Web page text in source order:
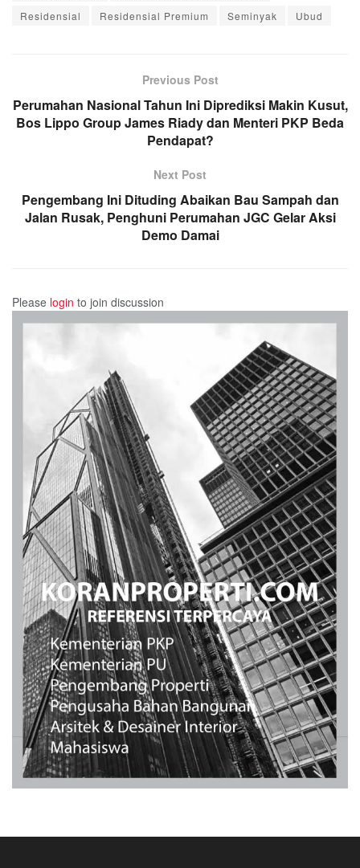
Residensial
Residensial Premium Seminyak Ubud
Previous Post
Perumahan Nasional Tahun Ini Diprediksi Makin Kusut,
Bos Lippo Group James Riady dan Menteri PKP Beda
Pendapat?
Next Post
Pengembang Ini Dituding Abaikan Bau Sampah dan
Jalan Rusak, Penghuni Perumahan JGC Gelar Aksi
Demo Damai
Please login to join discussion